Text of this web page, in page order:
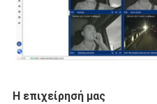
Η επιχείρησή μας